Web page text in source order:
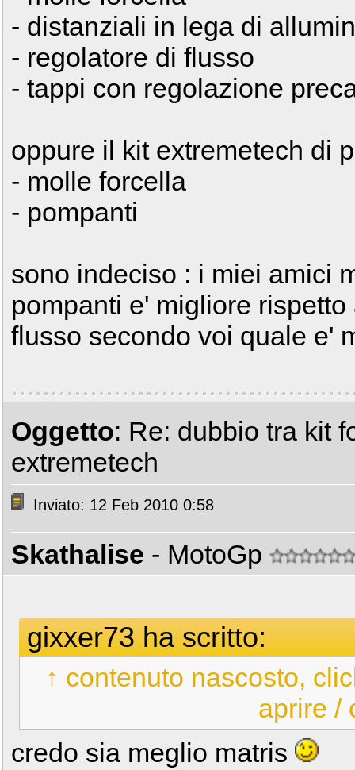
- distanziali in lega di
- regolatore di flusso
- tappi con regolazione
oppure il kit extremetech di
- molle forcella
- pompanti
sono indeciso : i miei amici
pompanti e' migliore
flusso secondo voi quale e'
Oggetto: Re: dubbio tra kit
extremetech
Inviato: 12 Feb 2010 0:58
Skathalise - MotoGp
gixxer73 ha scritto:
↑ contenuto nascosto,
aprire /
credo sia meglio matris